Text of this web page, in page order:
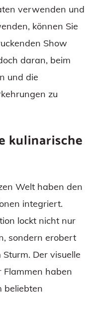
verwenden und
können Sie
Show
daran, beim
und die
zu
kulinarische
Welt haben den
integriert.
lockt nicht nur
sondern erobert
Der visuelle
Flammen haben
beliebten